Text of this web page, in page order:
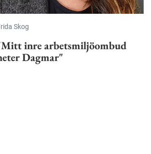
Skog
inre arbetsmiljöombud
Dagmar"